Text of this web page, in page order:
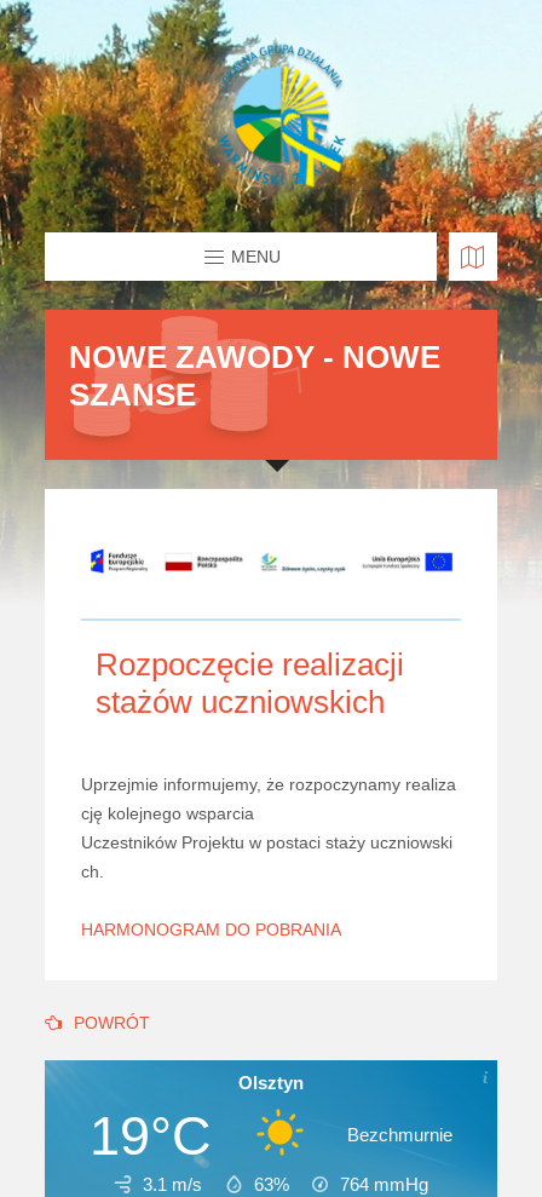
MENU
NOWE ZAWODY - NOWE
SZANSE
Rozpoczęcie realizacji
stażów uczniowskich
Uprzejmie informujemy, że rozpoczynamy realiza
cję kolejnego wsparcia
Uczestników Projektu w postaci staży uczniowski
ch.
HARMONOGRAM DO POBRANIA
POWRÓT
Olsztyn
19°C Bezchmurnie
3.1 m/s 63% 764 mmHg